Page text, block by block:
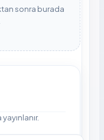
sonra burada